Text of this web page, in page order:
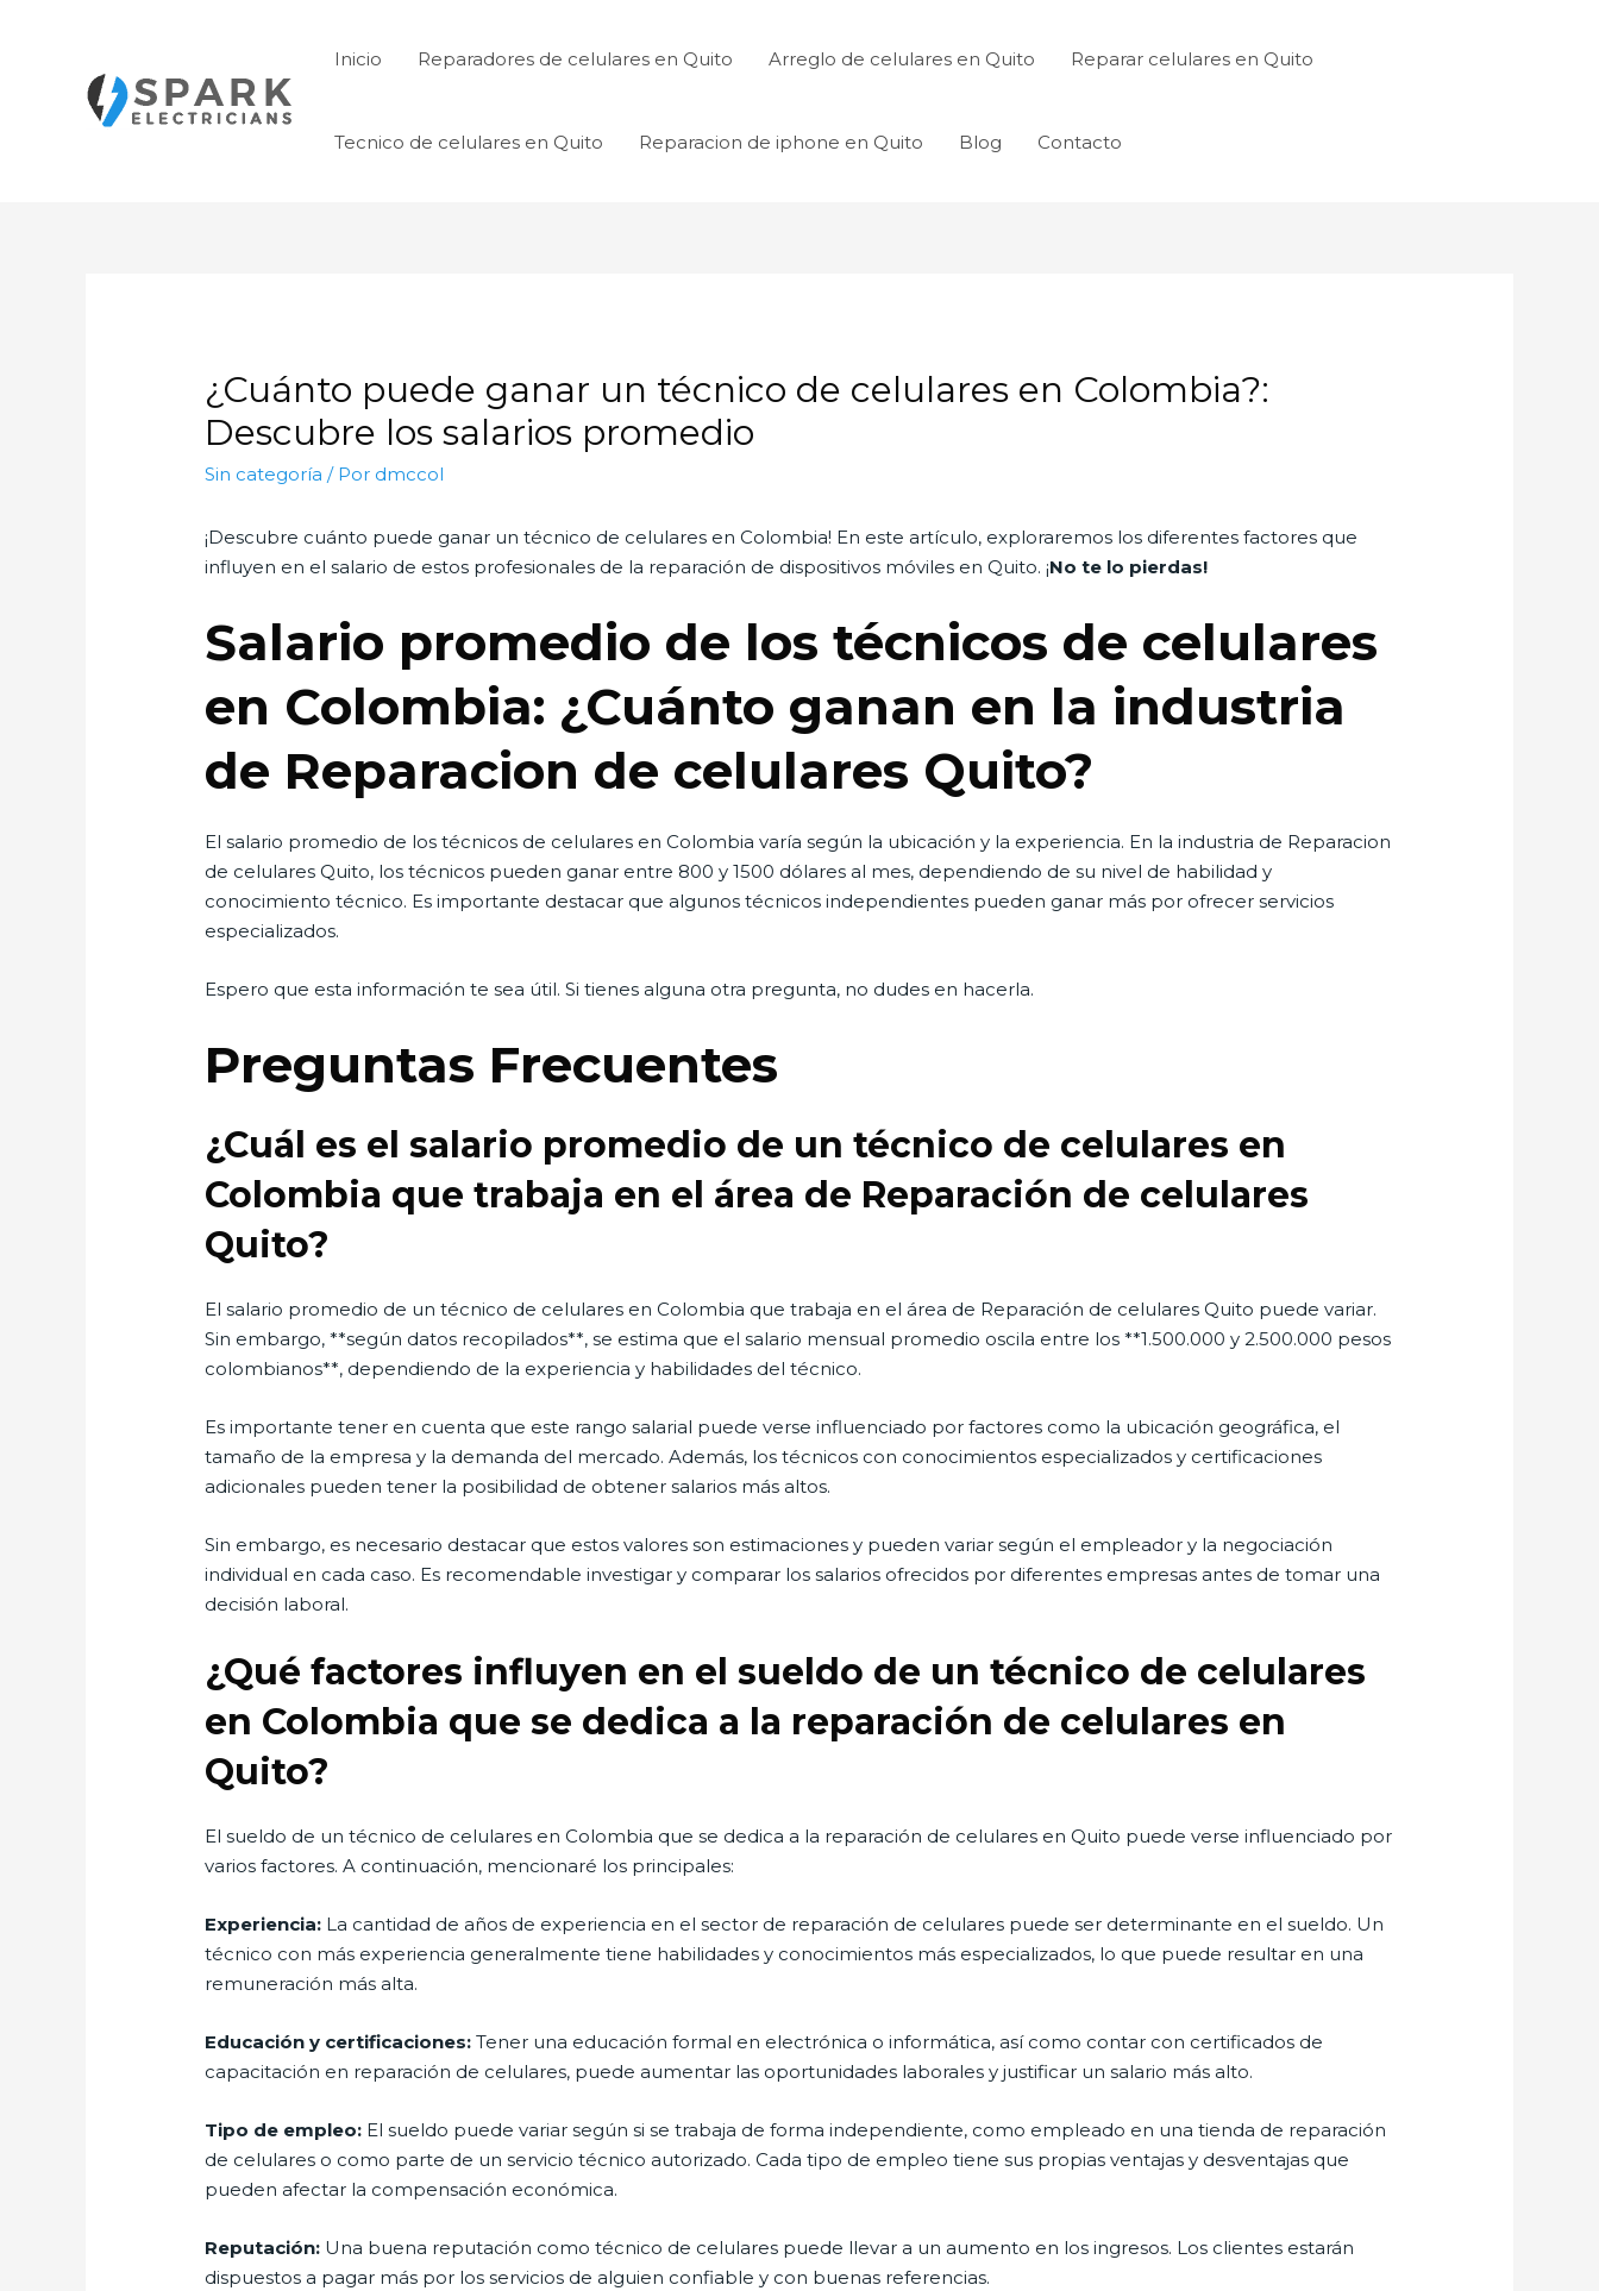
Inicio Reparadores de celulares en Quito Arreglo de celulares en Quito Reparar celulares en Quito
Tecnico de celulares en Quito Reparacion de iphone en Quito Blog Contacto
¿Cuánto puede ganar un técnico de celulares en Colombia?:
Descubre los salarios promedio
Sin categoría / Por dmccol
¡Descubre cuánto puede ganar un técnico de celulares en Colombia! En este artículo, exploraremos los diferentes factores que
influyen en el salario de estos profesionales de la reparación de dispositivos móviles en Quito. ¡No te lo pierdas!
Salario promedio de los técnicos de celulares
en Colombia: ¿Cuánto ganan en la industria
de Reparacion de celulares Quito?
El salario promedio de los técnicos de celulares en Colombia varía según la ubicación y la experiencia. En la industria de Reparacion
de celulares Quito, los técnicos pueden ganar entre 800 y 1500 dólares al mes, dependiendo de su nivel de habilidad y
conocimiento técnico. Es importante destacar que algunos técnicos independientes pueden ganar más por ofrecer servicios
especializados.
Espero que esta información te sea útil. Si tienes alguna otra pregunta, no dudes en hacerla.
Preguntas Frecuentes
¿Cuál es el salario promedio de un técnico de celulares en
Colombia que trabaja en el área de Reparación de celulares
Quito?
El salario promedio de un técnico de celulares en Colombia que trabaja en el área de Reparación de celulares Quito puede variar.
Sin embargo, **según datos recopilados**, se estima que el salario mensual promedio oscila entre los **1.500.000 y 2.500.000 pesos
colombianos**, dependiendo de la experiencia y habilidades del técnico.
Es importante tener en cuenta que este rango salarial puede verse influenciado por factores como la ubicación geográfica, el
tamaño de la empresa y la demanda del mercado. Además, los técnicos con conocimientos especializados y certificaciones
adicionales pueden tener la posibilidad de obtener salarios más altos.
Sin embargo, es necesario destacar que estos valores son estimaciones y pueden variar según el empleador y la negociación
individual en cada caso. Es recomendable investigar y comparar los salarios ofrecidos por diferentes empresas antes de tomar una
decisión laboral.
¿Qué factores influyen en el sueldo de un técnico de celulares
en Colombia que se dedica a la reparación de celulares en
Quito?
El sueldo de un técnico de celulares en Colombia que se dedica a la reparación de celulares en Quito puede verse influenciado por
varios factores. A continuación, mencionaré los principales:
Experiencia: La cantidad de años de experiencia en el sector de reparación de celulares puede ser determinante en el sueldo. Un
técnico con más experiencia generalmente tiene habilidades y conocimientos más especializados, lo que puede resultar en una
remuneración más alta.
Educación y certificaciones: Tener una educación formal en electrónica o informática, así como contar con certificados de
capacitación en reparación de celulares, puede aumentar las oportunidades laborales y justificar un salario más alto.
Tipo de empleo: El sueldo puede variar según si se trabaja de forma independiente, como empleado en una tienda de reparación
de celulares o como parte de un servicio técnico autorizado. Cada tipo de empleo tiene sus propias ventajas y desventajas que
pueden afectar la compensación económica.
Reputación: Una buena reputación como técnico de celulares puede llevar a un aumento en los ingresos. Los clientes estarán
dispuestos a pagar más por los servicios de alguien confiable y con buenas referencias.